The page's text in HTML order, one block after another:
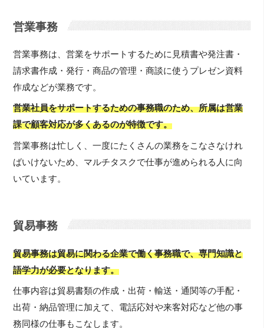
営業事務
営業事務は、営業をサポートするために見積書や発注書・
請求書作成・発行・商品の管理・商談に使うプレゼン資料
作成などが業務です。
営業社員をサポートするための事務職のため、所属は営業
課で顧客対応が多くあるのが特徴です。
営業事務は忙しく、一度にたくさんの業務をこなさなけれ
ばいけないため、マルチタスクで仕事が進められる人に向
いています。
貿易事務
貿易事務は貿易に関わる企業で働く事務職で、専門知識と
語学力が必要となります。
仕事内容は貿易書類の作成・出荷・輸送・通関等の手配・
出荷・納品管理に加えて、電話応対や来客対応など他の事
務同様の仕事もこなします。